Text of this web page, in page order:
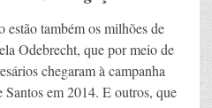
estão também os milhões de
Odebrecht, que por meio de
chegaram à campanha
em 2014. E outros, que